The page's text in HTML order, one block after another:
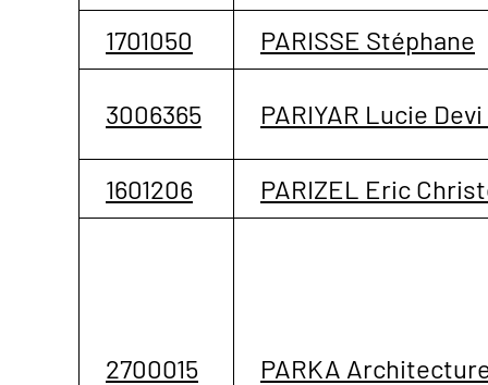
1701050
PARISSE Stéphane
3006365 PARIYAR Lucie Devi
1601206 PARIZEL Eric
2700015 PARKA